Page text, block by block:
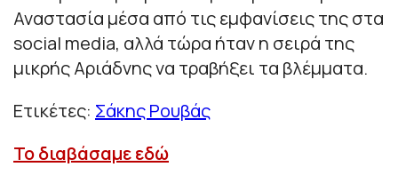
Αναστασία μέσα από τις εμφανίσεις της στα
social media, αλλά τώρα ήταν η σειρά της
μικρής Αριάδνης να τραβήξει τα βλέμματα.
Ετικέτες: Σάκης Ρουβάς
Το διαβάσαμε εδώ